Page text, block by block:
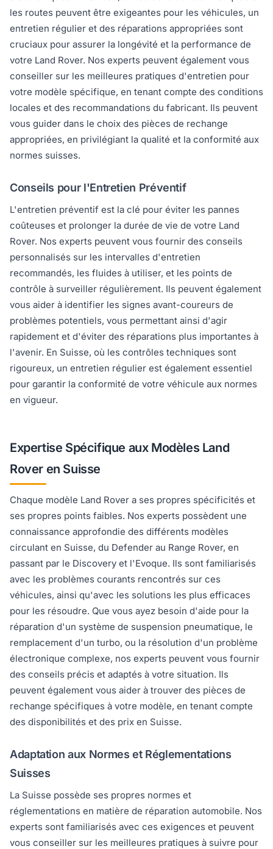
les routes peuvent être exigeantes pour les véhicules, un
entretien régulier et des réparations appropriées sont
cruciaux pour assurer la longévité et la performance de
votre Land Rover. Nos experts peuvent également vous
conseiller sur les meilleures pratiques d'entretien pour
votre modèle spécifique, en tenant compte des conditions
locales et des recommandations du fabricant. Ils peuvent
vous guider dans le choix des pièces de rechange
appropriées, en privilégiant la qualité et la conformité aux
normes suisses.
Conseils pour l'Entretien Préventif
L'entretien préventif est la clé pour éviter les pannes
coûteuses et prolonger la durée de vie de votre Land
Rover. Nos experts peuvent vous fournir des conseils
personnalisés sur les intervalles d'entretien
recommandés, les fluides à utiliser, et les points de
contrôle à surveiller régulièrement. Ils peuvent également
vous aider à identifier les signes avant-coureurs de
problèmes potentiels, vous permettant ainsi d'agir
rapidement et d'éviter des réparations plus importantes à
l'avenir. En Suisse, où les contrôles techniques sont
rigoureux, un entretien régulier est également essentiel
pour garantir la conformité de votre véhicule aux normes
en vigueur.
Expertise Spécifique aux Modèles Land
Rover en Suisse
Chaque modèle Land Rover a ses propres spécificités et
ses propres points faibles. Nos experts possèdent une
connaissance approfondie des différents modèles
circulant en Suisse, du Defender au Range Rover, en
passant par le Discovery et l'Evoque. Ils sont familiarisés
avec les problèmes courants rencontrés sur ces
véhicules, ainsi qu'avec les solutions les plus efficaces
pour les résoudre. Que vous ayez besoin d'aide pour la
réparation d'un système de suspension pneumatique, le
remplacement d'un turbo, ou la résolution d'un problème
électronique complexe, nos experts peuvent vous fournir
des conseils précis et adaptés à votre situation. Ils
peuvent également vous aider à trouver des pièces de
rechange spécifiques à votre modèle, en tenant compte
des disponibilités et des prix en Suisse.
Adaptation aux Normes et Réglementations
Suisses
La Suisse possède ses propres normes et
réglementations en matière de réparation automobile. Nos
experts sont familiarisés avec ces exigences et peuvent
vous conseiller sur les meilleures pratiques à suivre pour